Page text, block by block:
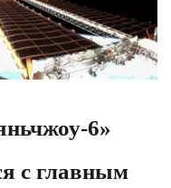
6»
с главным